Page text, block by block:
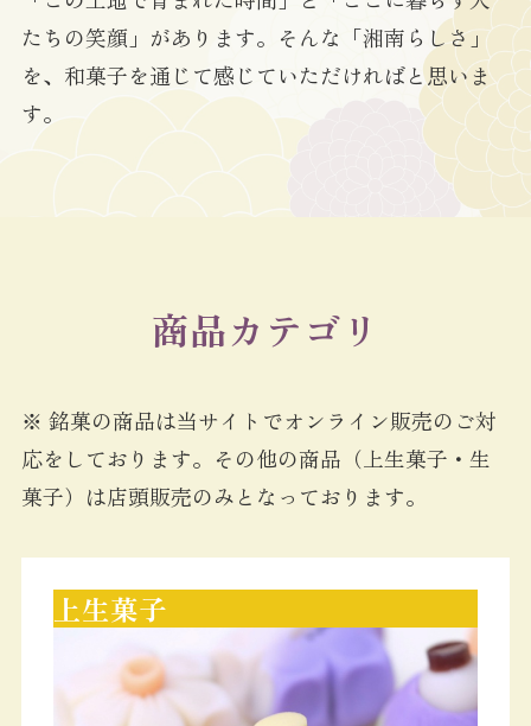
たちの笑顔」があります。そんな「湘南らしさ」
を、和菓子を通じて感じていただければと思いま
す。
商品カテゴリ
※ 銘菓の商品は当サイトでオンライン販売のご対
応をしております。その他の商品（上生菓子・生
菓子）は店頭販売のみとなっております。
上生菓子